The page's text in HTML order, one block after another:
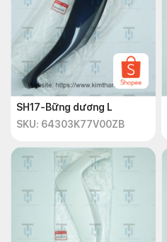
SH17-Bững dương L
SKU: 64303K77V00ZB